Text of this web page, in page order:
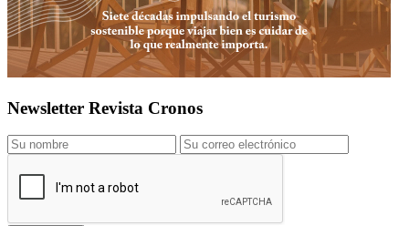
Newsletter Revista Cronos